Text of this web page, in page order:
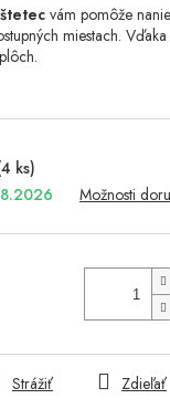
ks)
Možnosti
vám pomôže
miestach.
Strážiť Zdieľať